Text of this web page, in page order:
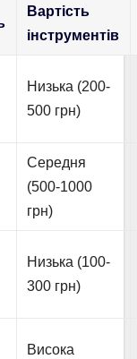
Вартість
інструментів
Низька (200-
500 грн)
Середня
(500-1000
грн)
Низька (100-
300 грн)
Висока